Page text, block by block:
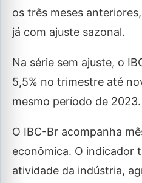
os três meses
já com ajuste sazonal.
Na série sem ajuste, o
5,5% no trimestre até
mesmo período de 2023.
O IBC-Br acompanha
econômica. O indicador
atividade da indústria,